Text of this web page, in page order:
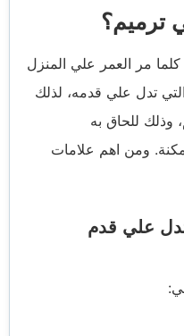
ترميم؟
مر العمر علي المنزل
تدل علي قدمه، لذلك
وذلك للحاق به
ومن اهم علامات
علي قدم